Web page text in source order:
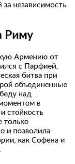
независимость
Риму
Армению от
с Парфией,
битва при
объединенные
над
в
стойкость
только
и позволила
как Софена и